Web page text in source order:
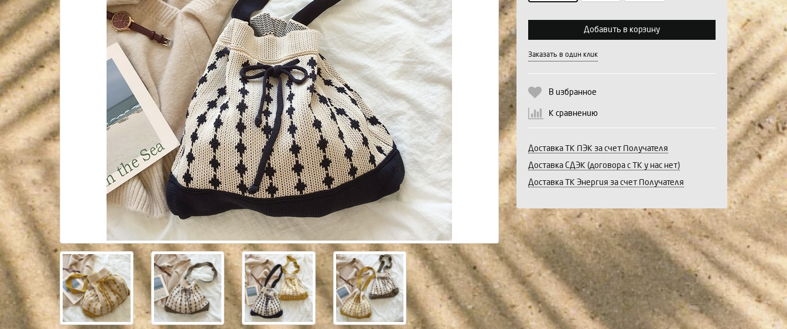
Выберите количество:
Продолжить Отмена
Добавить в корзину
Заказать в один клик
В избранное
К сравнению
Доставка ТК ПЭК за счет Получателя
Доставка СДЭК (договора с ТК у нас нет)
Доставка ТК Энергия за счет Получателя